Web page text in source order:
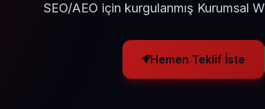
SEO/AEO için kurgulanmış Kurumsal
Hemen Teklif İste